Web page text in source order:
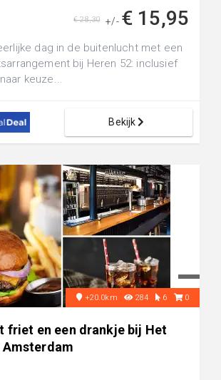
+/- € 15,95
€ 28,30
dag in de buitenlucht met een
bij Heren 52: inclusief
keuze...
Bekijk
+20.0km 284 6 0
friet en een drankje bij Het
Amsterdam